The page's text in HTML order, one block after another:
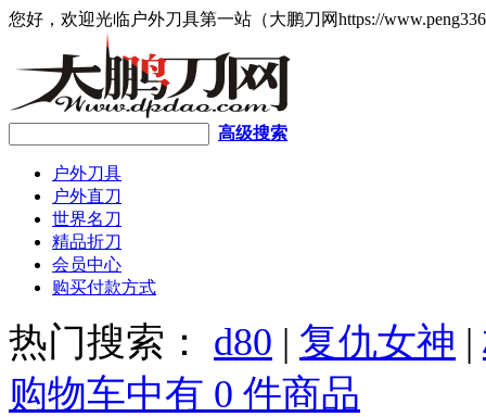
您好，欢迎光临户外刀具第一站（大鹏刀网https://
高级搜索
户外刀具
户外直刀
世界名刀
精品折刀
会员中心
购买付款方式
热门搜索： d80 | 复仇女神 |
购物车中有 0 件商品